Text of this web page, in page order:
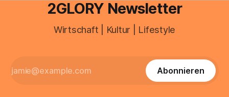
2GLORY Newsletter
Wirtschaft | Kultur | Lifestyle
Abonnieren